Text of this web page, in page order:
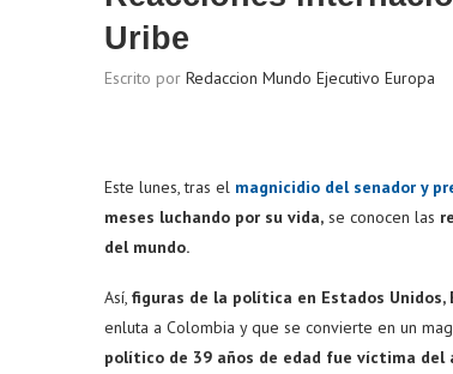
Uribe
Escrito por Redaccion Mundo Ejecutivo Europa
Este lunes, tras el magnicidio del senador y
meses luchando por su vida, se conocen las
del mundo.
Así, figuras de la política en Estados Unidos,
enluta a Colombia y que se convierte en un
político de 39 años de edad fue víctima
Bitcoin(BTC) $ 64,880.00